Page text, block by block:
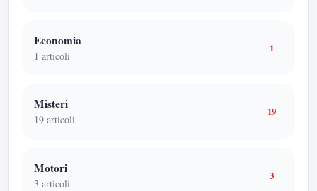
Economia
1 articoli
1
Misteri
19 articoli
19
Motori
3 articoli
3